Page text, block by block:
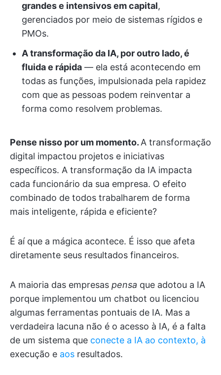
grandes e intensivos em capital,
gerenciados por meio de sistemas rígidos e
PMOs.
A transformação da IA, por outro lado, é
fluida e rápida — ela está acontecendo em
todas as funções, impulsionada pela rapidez
com que as pessoas podem reinventar a
forma como resolvem problemas.
Pense nisso por um momento. A transformação
digital impactou projetos e iniciativas
específicos. A transformação da IA impacta
cada funcionário da sua empresa. O efeito
combinado de todos trabalharem de forma
mais inteligente, rápida e eficiente?
É aí que a mágica acontece. É isso que afeta
diretamente seus resultados financeiros.
A maioria das empresas pensa que adotou a IA
porque implementou um chatbot ou licenciou
algumas ferramentas pontuais de IA. Mas a
verdadeira lacuna não é o acesso à IA, é a falta
de um sistema que conecte a IA ao contexto, à
execução e aos resultados.